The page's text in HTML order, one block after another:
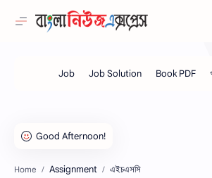
Home Assignment এইচএসসি